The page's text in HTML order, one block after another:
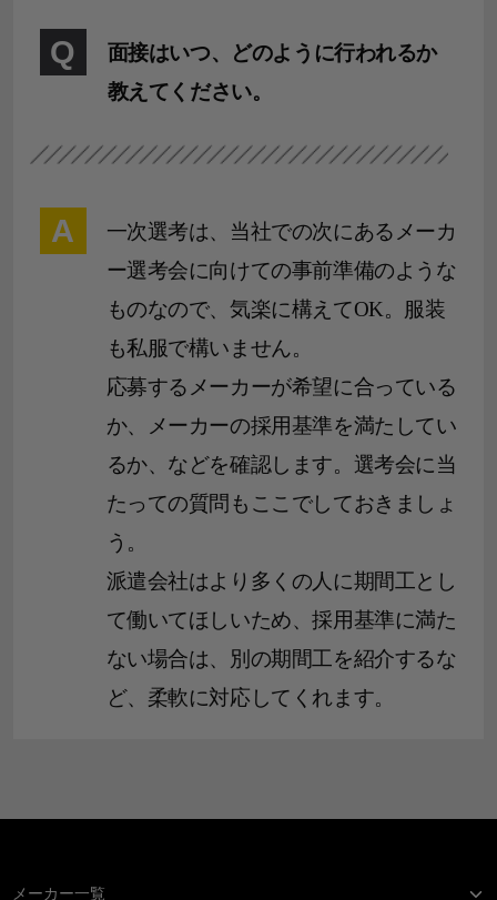
Q
面接はいつ、どのように行われるか
教えてください。
A
一次選考は、当社での次にあるメーカ
ー選考会に向けての事前準備のような
ものなので、気楽に構えてOK。服装
も私服で構いません。
応募するメーカーが希望に合っている
か、メーカーの採用基準を満たしてい
るか、などを確認します。選考会に当
たっての質問もここでしておきましょ
う。
派遣会社はより多くの人に期間工とし
て働いてほしいため、採用基準に満た
ない場合は、別の期間工を紹介するな
ど、柔軟に対応してくれます。
メーカー一覧